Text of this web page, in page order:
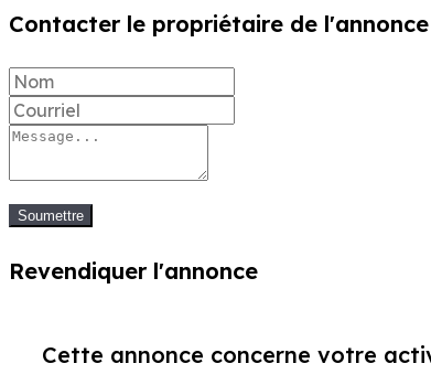
Contacter le propriétaire de l'annonce
Soumettre
Revendiquer l'annonce
Cette annonce concerne votre